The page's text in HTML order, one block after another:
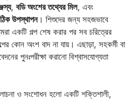
, বডি অংশের তথ্যের মিল, এবং
উপস্থাপন। শিশুদের জন্য সহজভাবে
একটি গল্প শেষ করার পর সব চরিত্রের
কোন অংশ বাদ না যায়। এছাড়া, সহকর্মী বা
পুনঃপরীক্ষা করানো বিশ্বাসযোগ্যতা
ও সংশোধন হলো একটি শক্তিশালী,